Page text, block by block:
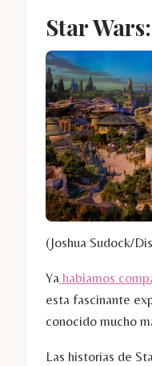
Star
(Joshua Sudock/
Ya habíamos
esta fascinante
conocido mucho
Las historias de